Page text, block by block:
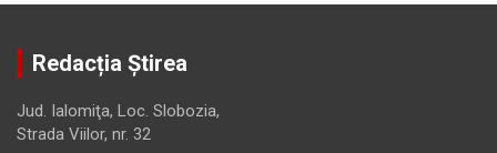
Redacția Știrea
Jud. Ialomiţa, Loc. Slobozia,
Strada Viilor, nr. 32